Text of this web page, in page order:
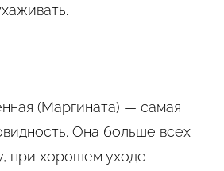
(Маргината) — самая
Она больше всех
при хорошем уходе